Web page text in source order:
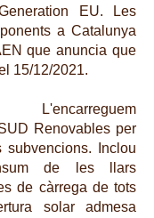
EU. Les
a Catalunya
que anuncia que
15/12/2021.
Renovables per
subvencions. Inclou
de les llars
de càrrega de tots
solar admesa